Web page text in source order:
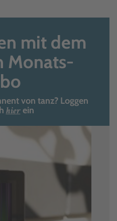
mit dem
Monats-
von tanz? Loggen
hierein